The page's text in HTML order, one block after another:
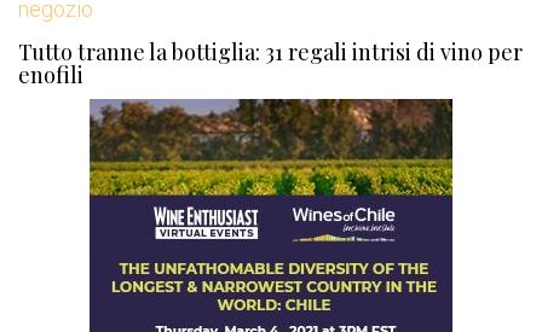
negozio
Tutto tranne la bottiglia: 31 regali intrisi di vino per
enofili